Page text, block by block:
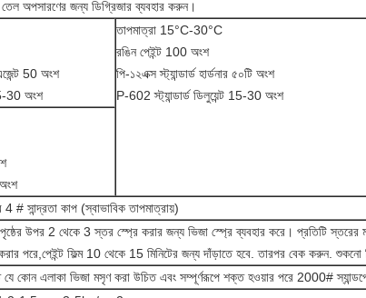
অপসারণের জন্য ডিগ্রিজার ব্যবহার করুন।
50 অংশ
30 অংশ
তাপমাত্রা 15°C-30°C
রঙিন পেইন্ট 100 অংশ
পি-১২এক্স স্ট্যান্ডার্ড হার্ডনার ৫০টি অংশ
P-602 স্ট্যান্ডার্ড ডিলুয়েন্ট 15-30 অংশ
# সান্দ্রতা কাপ (স্বাভাবিক তাপমাত্রায়)
পৃষ্ঠের উপর 2 থেকে 3 স্তর স্প্রে করার জন্য ভিজা স্প্রে ব্যবহার করে। প্রতিটি
পরে,পেইন্ট ফিল্ম 10 থেকে 15 মিনিটের জন্য দাঁড়াতে হবে. তারপর বেক করুন.
কোন এলাকা ভিজা মসৃণ করা উচিত এবং সম্পূর্ণরূপে শক্ত হওয়ার পরে 2000#